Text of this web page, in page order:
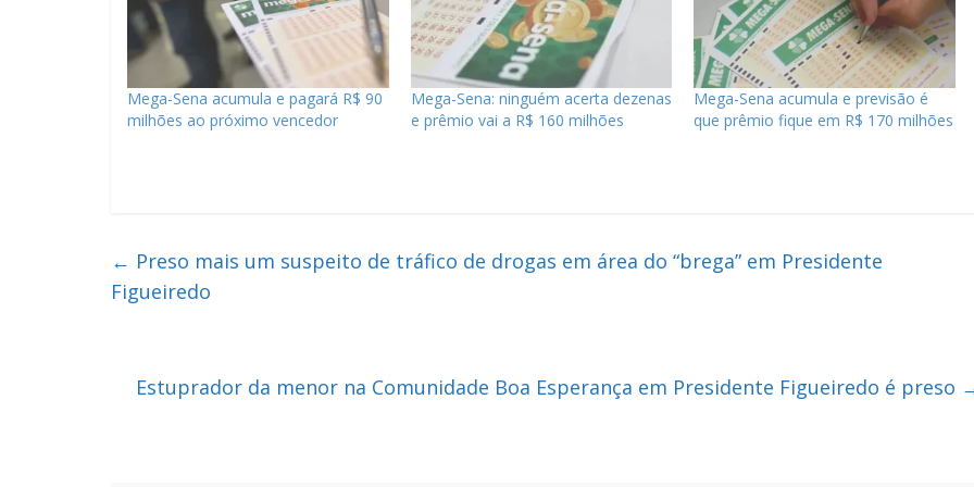
Mega-Sena acumula e pagará R$ 90
milhões ao próximo vencedor
Mega-Sena: ninguém acerta dezenas
e prêmio vai a R$ 160 milhões
Mega-Sena acumula e previsão é
que prêmio fique em R$ 170 milhões
← Preso mais um suspeito de tráfico de drogas em área do “brega” em Presidente
Figueiredo
Estuprador da menor na Comunidade Boa Esperança em Presidente Figueiredo é preso